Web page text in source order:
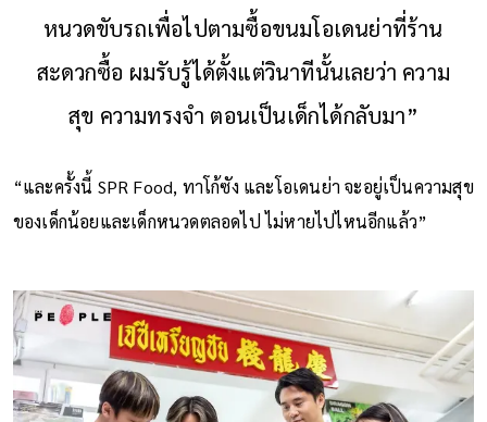
หนวดขับรถเพื่อไปตามซื้อขนมโอเดนย่าที่ร้าน
สะดวกซื้อ ผมรับรู้ได้ตั้งแต่วินาทีนั้นเลยว่า ความ
สุข ความทรงจำ ตอนเป็นเด็กได้กลับมา”
“และครั้งนี้ SPR Food, ทาโก้ซัง และโอเดนย่า จะอยู่เป็นความสุข
ของเด็กน้อยและเด็กหนวดตลอดไป ไม่หายไปไหนอีกแล้ว”